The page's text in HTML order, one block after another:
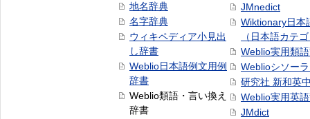
地名辞典
名字辞典
ウィキペディア小見出
し辞書
Weblio日本語例文用例
辞書
Weblio類語・言い換え
辞書
JMnedict
Wiktionary日本
（日本語カテ
Weblio実用類
Weblioシソー
研究社 新和英
Weblio実用英
JMdict